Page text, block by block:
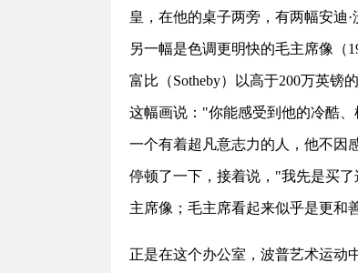
皇，在他的桌子两旁，有两幅安迪
另一幅是色调更明快的毛主席像（
富比（Sotheby）以高于200万英镑
这幅画说："你能感受到他的冷酷
一个有着超凡意志力的人，他不因
停顿了一下，接着说，"我先是买
主席像；毛主席看起来似乎是更和
正是在这个办公室，波普艺术运动